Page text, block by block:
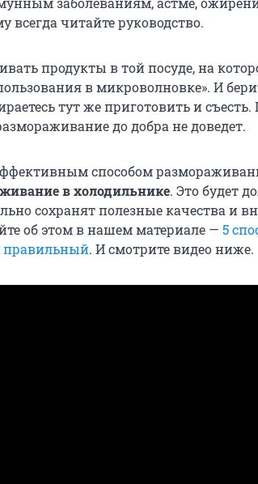
всегда читайте руководство.
продукты в той посуде, на
в микроволновке». И
тут же приготовить и съесть.
до добра не доведет.
способом
в холодильнике. Это будет
сохранят полезные качества и
об этом в нашем материале — 5
правильный. И смотрите видео ниже.